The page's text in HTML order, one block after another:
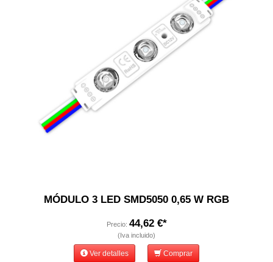
MÓDULO 3 LED SMD5050 0,65 W RGB
Precio: 44,62 €*
(Iva incluido)
Ver detalles
Comprar